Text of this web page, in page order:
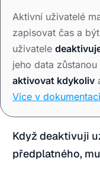
Aktivní uživatelé
zapisovat čas a
uživatele
jeho data
aktivovat kdykoliv
Více v
Když deaktivuji
předplatného,